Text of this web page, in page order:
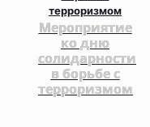
Мероприятие
ко дню
солидарности
в борьбе с
терроризмом